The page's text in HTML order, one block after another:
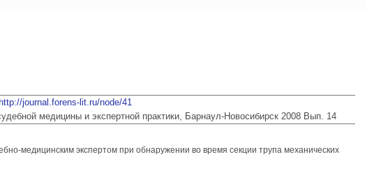
http://journal.forens-lit.ru/node/41
медицины и экспертной практики, Барнаул-Новосибирск 2008 Вып. 14
медицинским экспертом при обнаружении во время секции трупа механических